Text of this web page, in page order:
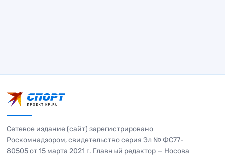
Сетевое издание (сайт) зарегистрировано
Роскомнадзором, свидетельство серия Эл № ФС77-
80505 от 15 марта 2021 г. Главный редактор — Носова